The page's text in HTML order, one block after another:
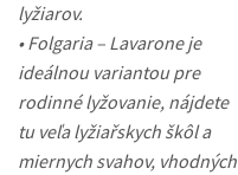
lyžiarov.
• Folgaria – Lavarone je
ideálnou variantou pre
rodinné lyžovanie, nájdete
tu veľa lyžiařskych škôl a
miernych svahov, vhodných